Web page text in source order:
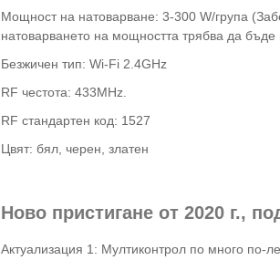
Мощност на натоварване: 3-300 W/група
натоварването на мощността трябва да
Безжичен тип: Wi-Fi 2.4GHz
RF честота: 433MHz.
RF стандартен код: 1527
Цвят: бял, черен, златен
Ново пристигане от 2020 г.,
Актуализация 1: Мултиконтрол по много по-